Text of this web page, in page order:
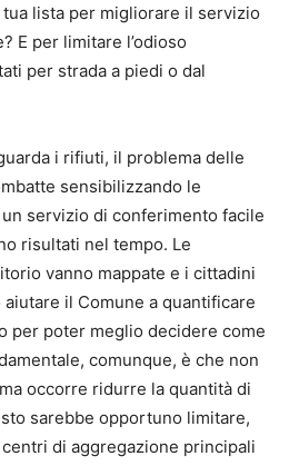
lista per migliorare il servizio
E per limitare l’odioso
per strada a piedi o dal
i rifiuti, il problema delle
sensibilizzando le
servizio di conferimento facile
risultati nel tempo. Le
vanno mappate e i cittadini
il Comune a quantificare
per poter meglio decidere come
comunque, è che non
occorre ridurre la quantità di
sarebbe opportuno limitare,
di aggregazione principali